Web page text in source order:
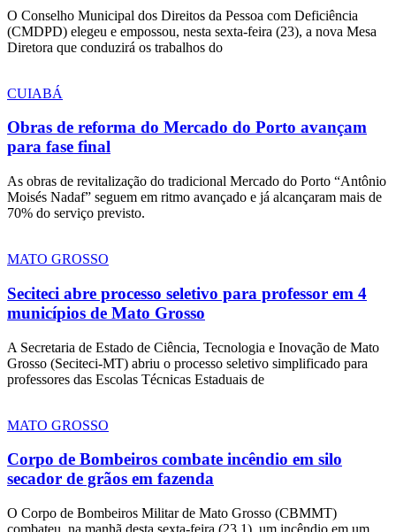
O Conselho Municipal dos Direitos da Pessoa com Deficiência
(CMDPD) elegeu e empossou, nesta sexta-feira (23), a nova Mesa
Diretora que conduzirá os trabalhos do
CUIABÁ
Obras de reforma do Mercado do Porto avançam
para fase final
As obras de revitalização do tradicional Mercado do Porto “Antônio
Moisés Nadaf” seguem em ritmo avançado e já alcançaram mais de
70% do serviço previsto.
MATO GROSSO
Seciteci abre processo seletivo para professor em 4
municípios de Mato Grosso
A Secretaria de Estado de Ciência, Tecnologia e Inovação de Mato
Grosso (Seciteci-MT) abriu o processo seletivo simplificado para
professores das Escolas Técnicas Estaduais de
MATO GROSSO
Corpo de Bombeiros combate incêndio em silo
secador de grãos em fazenda
O Corpo de Bombeiros Militar de Mato Grosso (CBMMT)
combateu, na manhã desta sexta-feira (23.1), um incêndio em um